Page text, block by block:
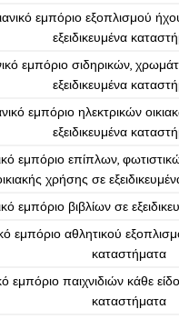
εμπόριο εξοπλισμού
εξειδικευμένα
εμπόριο σιδηρικών,
εξειδικευμένα
εμπόριο ηλεκτρικών
εξειδικευμένα
εμπόριο επίπλων,
χρήσης σε
εμπόριο βιβλίων σε
εμπόριο αθλητικού
καταστήματα
εμπόριο παιχνιδιών κάθε
καταστήματα